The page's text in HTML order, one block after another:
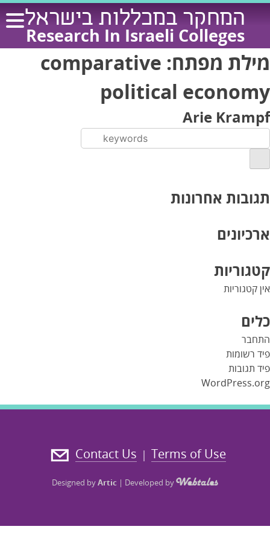
Skip
content
המחקר במכללות בישראל
Research In Israeli Colleges
מילת מפתח: comparative
political economy
Arie Krampf
תגובות אחרונות
ארכיונים
קטגוריות
אין קטגוריות
כלים
התחבר
פיד רשומות
פיד תגובות
WordPress.org
Terms of Use
|
Contact Us
Designed byArtic | Developed by